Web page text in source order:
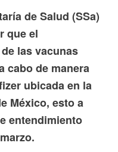
de Salud (SSa)
que el
las vacunas
cabo de manera
ubicada en la
México, esto a
entendimiento